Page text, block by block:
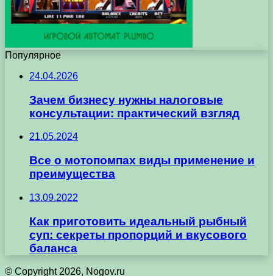
Популярное
24.04.2026
Зачем бизнесу нужны налоговые
консультации: практический взгляд
21.05.2024
Все о мотопомпах виды применение и
преимущества
13.09.2022
Как приготовить идеальный рыбный
суп: секреты пропорций и вкусового
баланса
© Copyright 2026, Nogov.ru